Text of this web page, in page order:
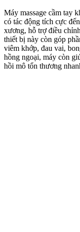
Máy massage cầm tay
có tác động tích cực
xương, hỗ trợ điều
thiết bị này còn góp
viêm khớp, đau vai,
hồng ngoại, máy còn
hồi mô tổn thương